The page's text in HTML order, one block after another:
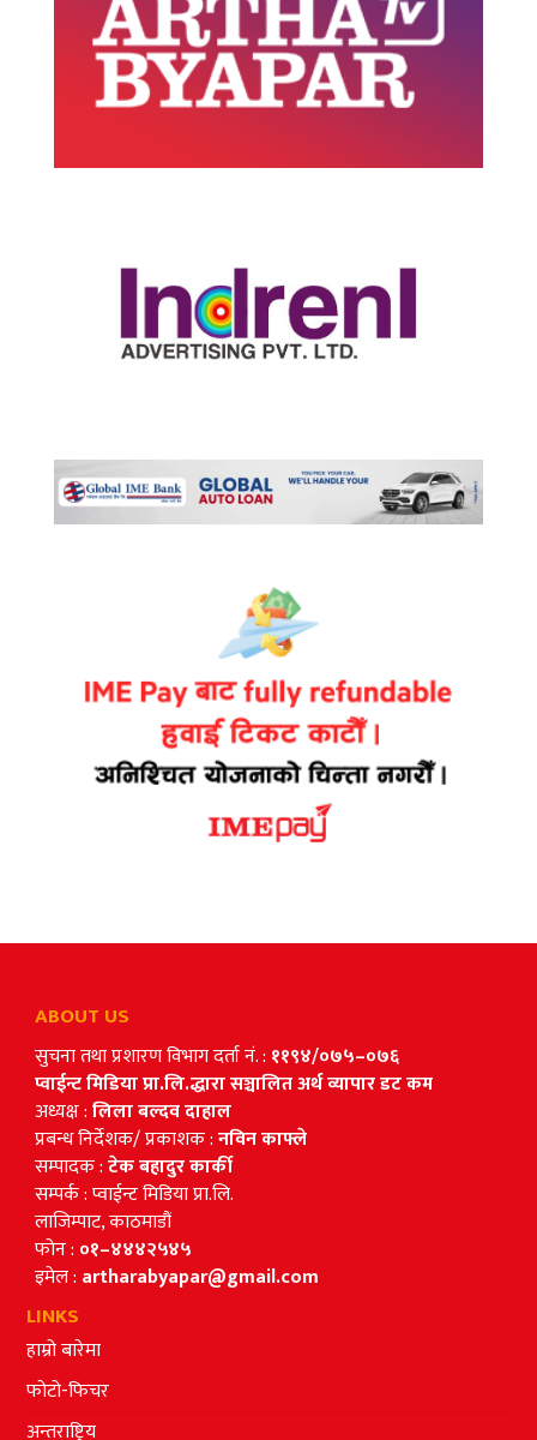
ABOUT US
सुचना तथा प्रशारण विभाग दर्ता नं. : ११९४/०७५–०७६
प्वाईन्ट मिडिया प्रा.लि.द्धारा सञ्चालित अर्थ व्यापार डट कम
अध्यक्ष :लिला बल्दव दाहाल
प्रबन्ध निर्देशक/ प्रकाशक :नविन काफ्ले
सम्पादक :टेक बहादुर कार्की
सम्पर्क : प्वाईन्ट मिडिया प्रा.लि.
लाजिम्पाट, काठमाडौं
फोन : ०१–४४४२५४५
इमेल : artharabyapar@gmail.com
LINKS
हाम्रो बारेमा
फोटो-फिचर
अन्तराष्ट्रिय